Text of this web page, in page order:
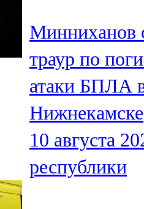
Минниханов
траур по
атаки БПЛА
Нижнекамске
10 августа
республики